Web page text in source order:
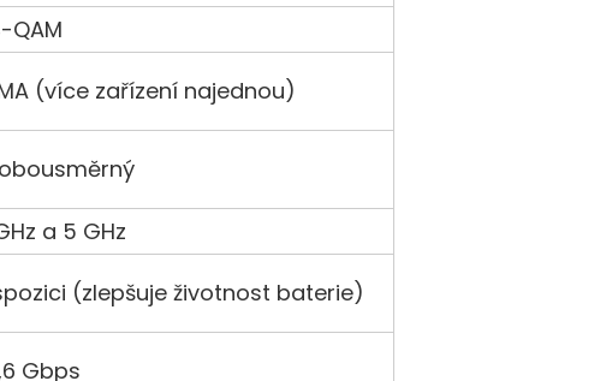
QAM
(více zařízení najednou)
a 5 GHz
(zlepšuje životnost baterie)
Gbps